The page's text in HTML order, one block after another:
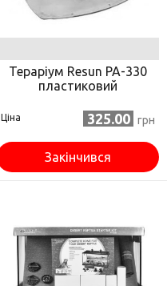
Тераріум Resun PA-330
пластиковий
Ціна 325.00 грн
Закінчився